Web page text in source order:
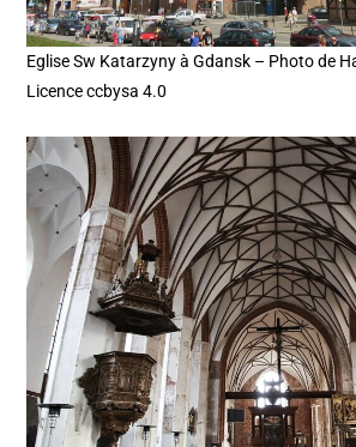
Eglise Sw Katarzyny à Gdansk – Photo de
Licence ccbysa 4.0